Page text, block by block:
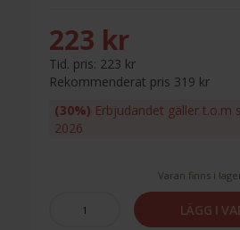
223 kr
Tid. pris: 223 kr
Rekommenderat pris 319 kr
(30%) Erbjudandet gäller t.o.m
2026
Varan finns i
LÄGG I